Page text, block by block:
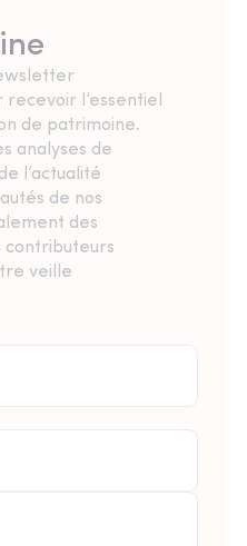
l’essentiel
de patrimoine.
analyses de
l’actualité
de nos
des
contributeurs
veille